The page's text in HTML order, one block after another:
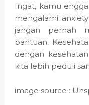
Ingat, kamu
mengalami
jangan pernah
bantuan.
dengan
kita lebih peduli
image source :